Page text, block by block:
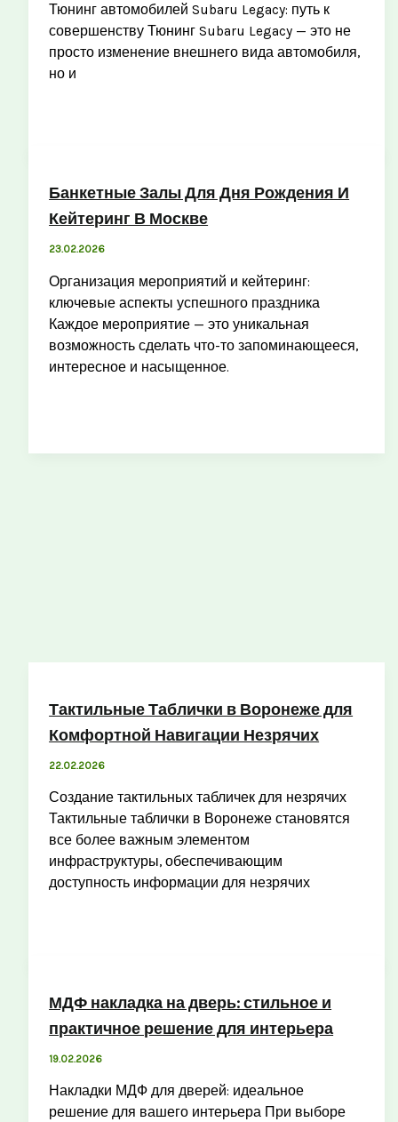
Тюнинг автомобилей Subaru Legacy: путь к
совершенству Тюнинг Subaru Legacy — это не
просто изменение внешнего вида автомобиля,
но и
Банкетные Залы Для Дня Рождения И
Кейтеринг В Москве
23.02.2026
Организация мероприятий и кейтеринг:
ключевые аспекты успешного праздника
Каждое мероприятие — это уникальная
возможность сделать что-то запоминающееся,
интересное и насыщенное.
Тактильные Таблички в Воронеже для
Комфортной Навигации Незрячих
22.02.2026
Создание тактильных табличек для незрячих
Тактильные таблички в Воронеже становятся
все более важным элементом
инфраструктуры, обеспечивающим
доступность информации для незрячих
МДФ накладка на дверь: стильное и
практичное решение для интерьера
19.02.2026
Накладки МДФ для дверей: идеальное
решение для вашего интерьера При выборе